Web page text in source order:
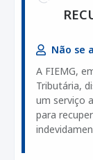
Não se
A FIEMG,
Tributária,
um serviço
para